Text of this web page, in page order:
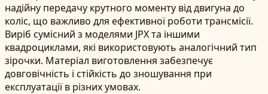
надійну передачу крутного моменту від двигуна до
коліс, що важливо для ефективної роботи трансмісії.
Виріб сумісний з моделями JPX та іншими
квадроциклами, які використовують аналогічний тип
зірочки. Матеріал виготовлення забезпечує
довговічність і стійкість до зношування при
експлуатації в різних умовах.